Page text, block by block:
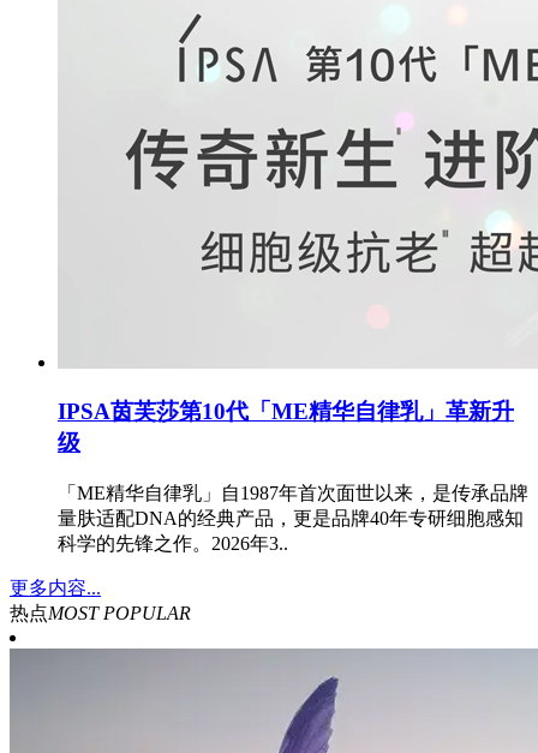
IPSA茵芙莎第10代「ME精华自律乳」革新升
级
「ME精华自律乳」自1987年首次面世以来，是传承品牌
量肤适配DNA的经典产品，更是品牌40年专研细胞感知
科学的先锋之作。2026年3..
更多内容...
热点MOST POPULAR